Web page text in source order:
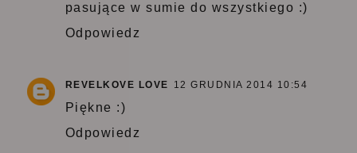
pasujące w sumie do wszystkiego :)
Odpowiedz
REVELKOVE LOVE 12 GRUDNIA 2014 10:54
Piękne :)
Odpowiedz